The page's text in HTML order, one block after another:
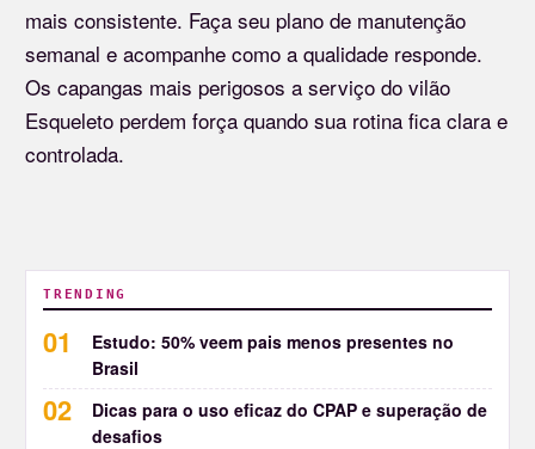
mais consistente. Faça seu plano de manutenção
semanal e acompanhe como a qualidade responde.
Os capangas mais perigosos a serviço do vilão
Esqueleto perdem força quando sua rotina fica clara e
controlada.
TRENDING
Estudo: 50% veem pais menos presentes no
Brasil
Dicas para o uso eficaz do CPAP e superação de
desafios